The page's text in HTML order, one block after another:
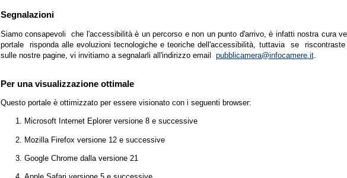
Segnalazioni
Siamo consapevoli che l'accessibilità è un percorso e non un punto d'arrivo, è infatti nostra cura
portale risponda alle evoluzioni tecnologiche e teoriche dell'accessibilità, tuttavia se
sulle nostre pagine, vi invitiamo a segnalarli all'indirizzo email pubblicamera@infocamere.it.
Per una visualizzazione ottimale
Questo portale è ottimizzato per essere visionato con i seguenti browser:
Microsoft Internet Eplorer versione 8 e successive
Mozilla Firefox versione 12 e successive
Google Chrome dalla versione 21